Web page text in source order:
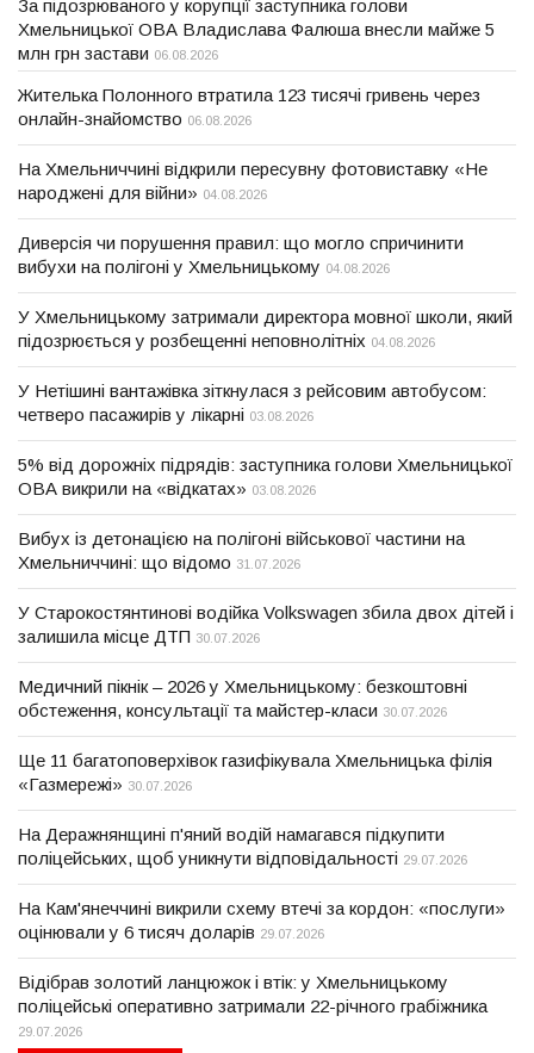
За підозрюваного у корупції заступника голови
Хмельницької ОВА Владислава Фалюша внесли майже 5
млн грн застави 06.08.2026
Жителька Полонного втратила 123 тисячі гривень через
онлайн-знайомство 06.08.2026
На Хмельниччині відкрили пересувну фотовиставку «Не
народжені для війни» 04.08.2026
Диверсія чи порушення правил: що могло спричинити
вибухи на полігоні у Хмельницькому 04.08.2026
У Хмельницькому затримали директора мовної школи, який
підозрюється у розбещенні неповнолітніх 04.08.2026
У Нетішині вантажівка зіткнулася з рейсовим автобусом:
четверо пасажирів у лікарні 03.08.2026
5% від дорожніх підрядів: заступника голови Хмельницької
ОВА викрили на «відкатах» 03.08.2026
Вибух із детонацією на полігоні військової частини на
Хмельниччині: що відомо 31.07.2026
У Старокостянтинові водійка Volkswagen збила двох дітей і
залишила місце ДТП 30.07.2026
Медичний пікнік – 2026 у Хмельницькому: безкоштовні
обстеження, консультації та майстер-класи 30.07.2026
Ще 11 багатоповерхівок газифікувала Хмельницька філія
«Газмережі» 30.07.2026
На Деражнянщині п'яний водій намагався підкупити
поліцейських, щоб уникнути відповідальності 29.07.2026
На Кам'янеччині викрили схему втечі за кордон: «послуги»
оцінювали у 6 тисяч доларів 29.07.2026
Відібрав золотий ланцюжок і втік: у Хмельницькому
поліцейські оперативно затримали 22-річного грабіжника
29.07.2026